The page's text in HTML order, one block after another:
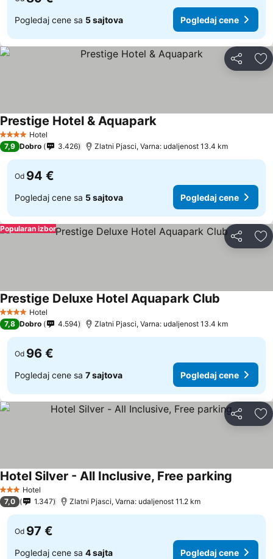
Pogledaj cene sa 5 sajtova Pogledaj cene
Deli
4 ZvezdiceHotel
Prestige Hotel & Aquapark
7,9 Dobro 3.426 Zlatni Pjasci, Varna: udaljenost 13.4 km
Od 94 €
Pogledaj cene sa 5 sajtova Pogledaj cene
Deli
Popularan izbor
4 ZvezdiceHotel
Prestige Deluxe Hotel Aquapark Club
7,8 Dobro 4.594 Zlatni Pjasci, Varna: udaljenost 13.4 km
Od 96 €
Pogledaj cene sa 7 sajtova Pogledaj cene
Deli
3 Zvezdice
Hotel
Hotel Silver - All Inclusive, Free parking
7,0 1.347 Zlatni Pjasci, Varna: udaljenost 11.2 km
Od 97 €
Pogledaj cene sa 4 sajta Pogledaj cene